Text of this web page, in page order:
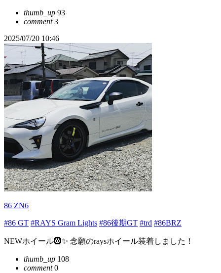
thumb_up 93
comment3
2025/07/20 10:46
86 ZN6
#86 GT #RAYS Gram Lights #86後期GT #trd #86BRZ
NEWホイール🛞✨ 念願のraysホイール装着しました！
thumb_up 108
comment0